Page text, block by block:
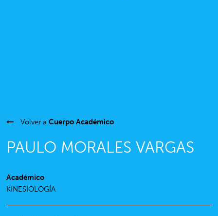
Volver aCuerpo Académico
PAULO MORALES VARGAS
Académico
KINESIOLOGÍA